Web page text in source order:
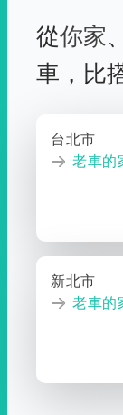
從你家、
車， 比
台北市
老車的
新北市
老車的